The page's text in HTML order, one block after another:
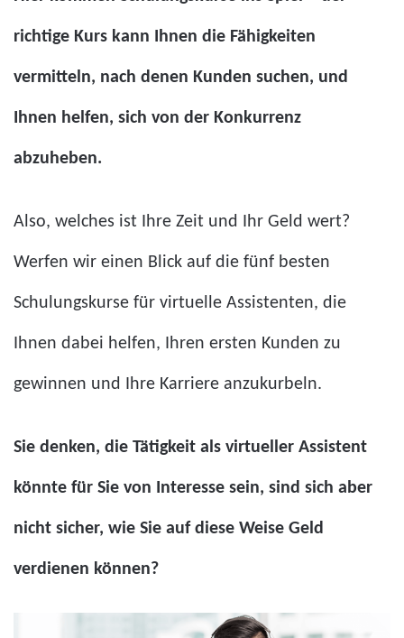
richtige Kurs kann Ihnen die Fähigkeiten
vermitteln, nach denen Kunden suchen, und
Ihnen helfen, sich von der Konkurrenz
abzuheben.
Also, welches ist Ihre Zeit und Ihr Geld wert?
Werfen wir einen Blick auf die fünf besten
Schulungskurse für virtuelle Assistenten, die
Ihnen dabei helfen, Ihren ersten Kunden zu
gewinnen und Ihre Karriere anzukurbeln.
Sie denken, die Tätigkeit als virtueller Assistent
könnte für Sie von Interesse sein, sind sich aber
nicht sicher, wie Sie auf diese Weise Geld
verdienen können?